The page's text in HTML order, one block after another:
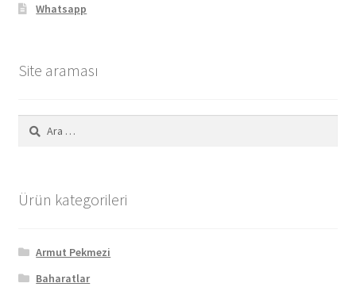
Whatsapp
Site araması
Arama:
Ürün kategorileri
Armut Pekmezi
Baharatlar